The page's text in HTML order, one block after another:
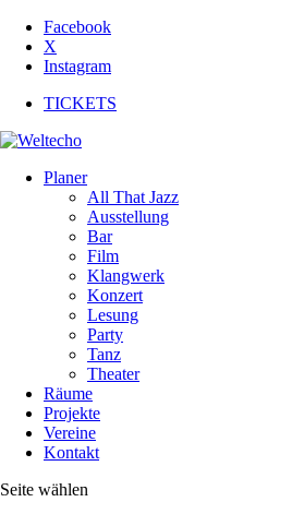
Facebook
X
Instagram
TICKETS
Planer
All That Jazz
Ausstellung
Bar
Film
Klangwerk
Konzert
Lesung
Party
Tanz
Theater
Räume
Projekte
Vereine
Kontakt
Seite wählen